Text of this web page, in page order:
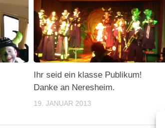
Ihr seid ein klasse Publikum!
Danke an Neresheim.
19. JANUAR 2013